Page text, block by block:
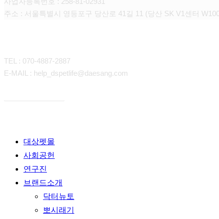
주소 : 서울특별시 영등포구 당산로 41길 11 (당산 SK V1센터
TEL : 070-4887-2887
E-MAIL : help_dspetlife@daesang.com
Close
Menu
대상펫몰
사회공헌
연구진
브랜드소개
닥터뉴토
뽀시래기